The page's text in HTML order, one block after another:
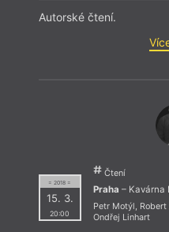
Autorské čtení.
= 2018 =
15. 3.
20:00
Čtení
Praha – Kavárna
Petr Motýl ,
Ondřej Linhart